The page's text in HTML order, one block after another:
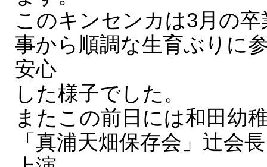
このキンセンカは3月の
事から順調な生育ぶりに
安心
した様子でした。
またこの前日には和田幼
「真浦天畑保存会」辻会